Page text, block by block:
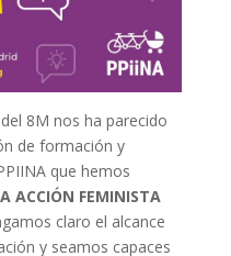
8M nos ha parecido
de formación y
que hemos
ACCIÓN FEMINISTA
claro el alcance
y seamos capaces